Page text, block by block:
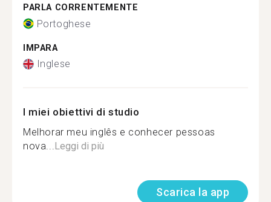
PARLA CORRENTEMENTE
Portoghese
IMPARA
Inglese
I miei obiettivi di studio
Melhorar meu inglês e conhecer pessoas
nova...Leggi di più
Scarica la app